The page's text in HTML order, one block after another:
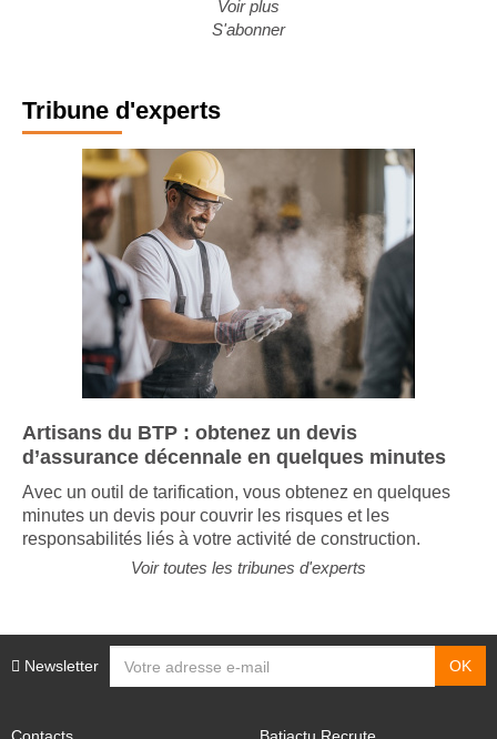
Voir plus
Tribune d'experts
Artisans du BTP : obtenez un devis
d’assurance décennale en quelques minutes
Avec un outil de tarification, vous obtenez en quelques
minutes un devis pour couvrir les risques et les